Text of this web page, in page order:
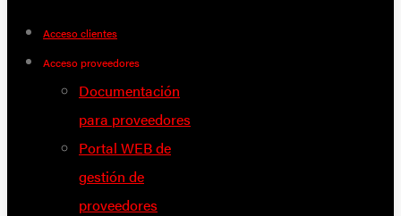
Acceso clientes
Acceso proveedores
Documentación
para proveedores
Portal WEB de
gestión de
proveedores